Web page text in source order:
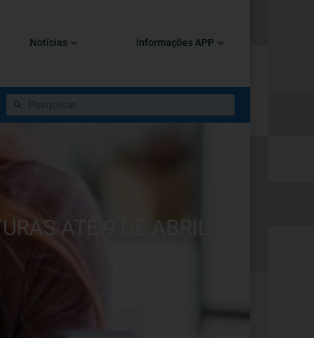
Notícias Informações APP
ATÉ 9 DE ABRIL